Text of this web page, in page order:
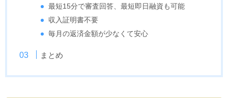
最短15分で審査回答、最短即日融資も可能
収入証明書不要
毎月の返済金額が少なくて安心
まとめ